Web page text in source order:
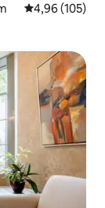
4,96 (105)